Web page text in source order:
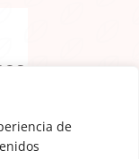
de
amantes de la